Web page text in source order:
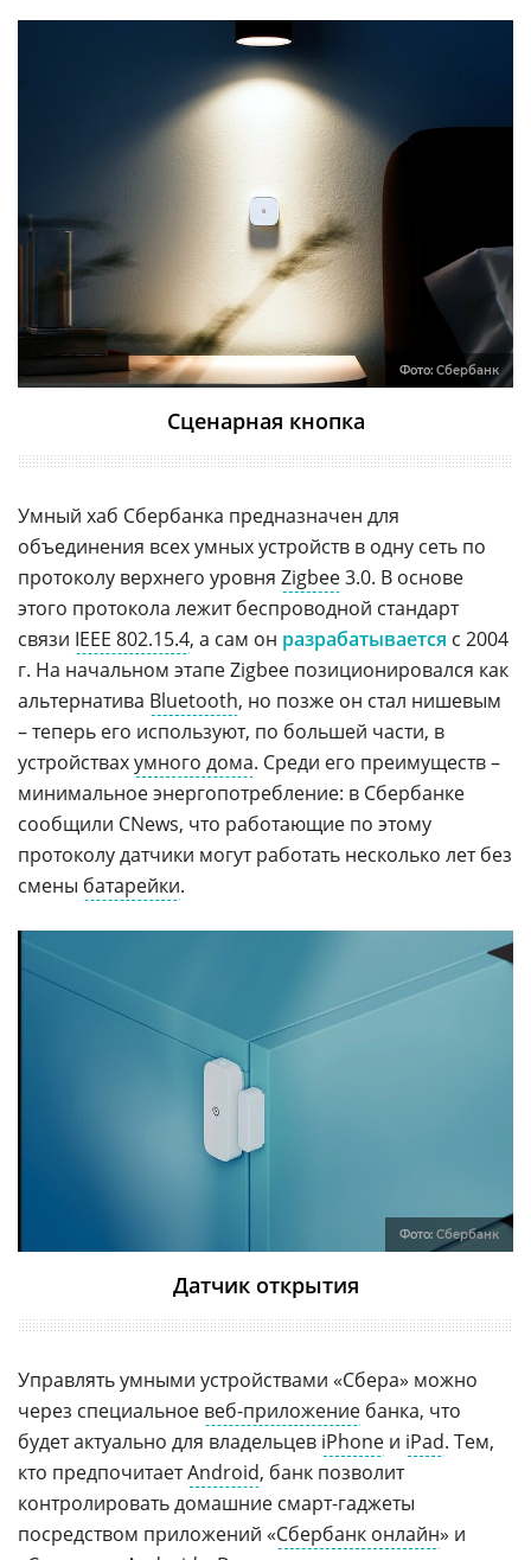
Фото: Сбербанк
Сценарная кнопка
Умный хаб Сбербанка предназначен для
объединения всех умных устройств в одну сеть по
протоколу верхнего уровня Zigbee3.0. В основе
этого протокола лежит беспроводной стандарт
связи IEEE 802.15.4, а сам он разрабатывается с 2004
г. На начальном этапе Zigbee позиционировался как
альтернатива Bluetooth, но позже он стал нишевым
– теперь его используют, по большей части, в
устройствахумного дома. Среди его преимуществ –
минимальное энергопотребление: в Сбербанке
сообщили CNews, что работающие по этому
протоколу датчики могут работать несколько лет без
смены батарейки.
Фото: Сбербанк
Датчик открытия
Управлять умными устройствами «Сбера» можно
через специальное веб-приложение банка, что
будет актуально для владельцев iPhone и iPad. Тем,
кто предпочитаетAndroid, банк позволит
контролировать домашние смарт-гаджеты
посредством приложений «Сбербанк онлайн» и